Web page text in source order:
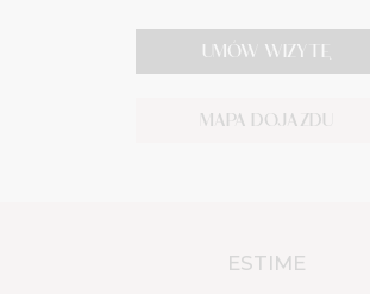
ESTIME
UMÓW WIZYTĘ
MAPA DOJAZDU